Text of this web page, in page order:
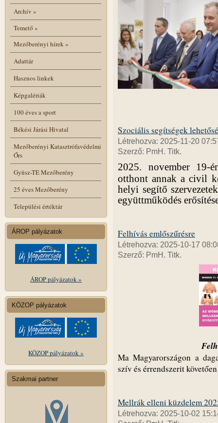
Archív »
Temető»
Mezőberényi hírek»
Adattár
Hasznos linkek
Képgalériák
100 éves a sport
Békési Járási Hivatal
Mezőberényi Katasztrófavédelmi
Őrs
Gyüsz-TE Mezőberény
25 éves Mezőberény
Települési értéktár
ÁROP pályázatok
ÁROP pályázatok »
KÖZOP pályázatok
KÖZOP pályázatok »
Szakmai partner
Szociális segítségek
Létrehozva: 2025-11-20
Szerző: PmH. Titk.
2025. november 19-
otthont annak a civil
helyi segítő
együttműködés
Felhívás emlőszűrésre
Létrehozva: 2025-10-17
Szerző: PmH. Titk.
Ma Magyarországon a
szív és érrendszerit
Mellrák elleni küzdelem
Létrehozva: 2025-10-02